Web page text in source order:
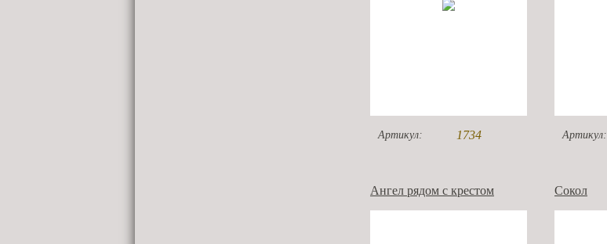
Артикул: 1734 Артикул:
Ангел рядом с крестом Сокол